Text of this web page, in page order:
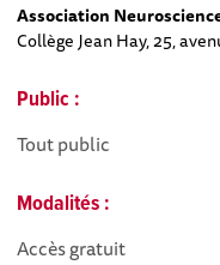
Association
Collège Jean Hay, 25,
Public :
Tout public
Modalités :
Accès gratuit